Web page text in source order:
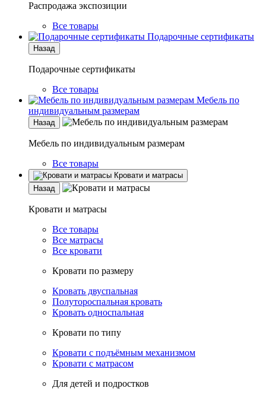
Распродажа экспозиции
Все товары
Подарочные сертификаты
Назад
Подарочные сертификаты
Все товары
Мебель по
индивидуальным размерам
Назад
Мебель по индивидуальным размерам
Все товары
Кровати и матрасы
Назад
Кровати и матрасы
Все товары
Все матрасы
Все кровати
Кровати по размеру
Кровать двуспальная
Полутороспальная кровать
Кровать односпальная
Кровати по типу
Кровати с подъёмным механизмом
Кровати с матрасом
Для детей и подростков